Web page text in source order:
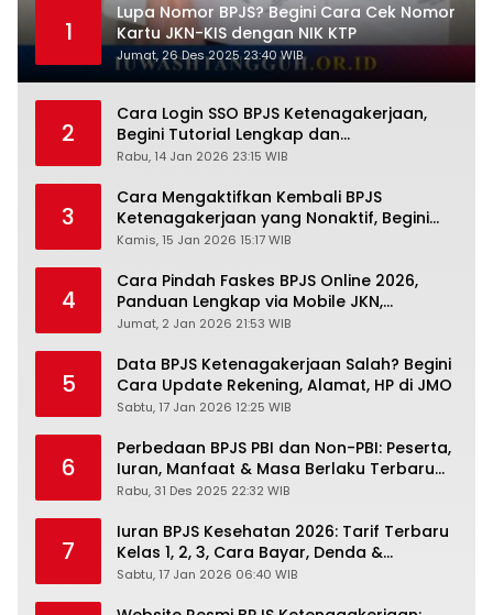
1
Lupa Nomor BPJS? Begini Cara Cek Nomor
Kartu JKN-KIS dengan NIK KTP
Jumat, 26 Des 2025 23:40 WIB
2
Cara Login SSO BPJS Ketenagakerjaan,
Begini Tutorial Lengkap dan
Pengertiannya
Rabu, 14 Jan 2026 23:15 WIB
3
Cara Mengaktifkan Kembali BPJS
Ketenagakerjaan yang Nonaktif, Begini
Panduan Lengkapnya
Kamis, 15 Jan 2026 15:17 WIB
4
Cara Pindah Faskes BPJS Online 2026,
Panduan Lengkap via Mobile JKN,
PANDAWA & Offiline Kantor Cabang
Jumat, 2 Jan 2026 21:53 WIB
5
Data BPJS Ketenagakerjaan Salah? Begini
Cara Update Rekening, Alamat, HP di JMO
Sabtu, 17 Jan 2026 12:25 WIB
6
Perbedaan BPJS PBI dan Non-PBI: Peserta,
Iuran, Manfaat & Masa Berlaku Terbaru
2026
Rabu, 31 Des 2025 22:32 WIB
7
Iuran BPJS Kesehatan 2026: Tarif Terbaru
Kelas 1, 2, 3, Cara Bayar, Denda &
Panduan Lengkap Peserta JKN-KIS
Sabtu, 17 Jan 2026 06:40 WIB